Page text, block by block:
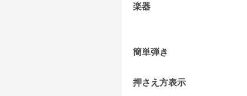
楽器
簡単弾き
押さえ方表示